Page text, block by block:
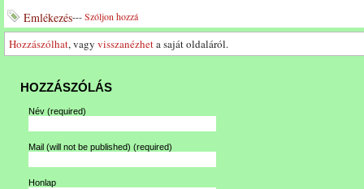
Emlékezés---Szóljon hozzá
Hozzászólhat, vagy visszanézheta saját oldaláról.
HOZZÁSZÓLÁS
Név (required)
Mail (will not be published) (required)
Honlap